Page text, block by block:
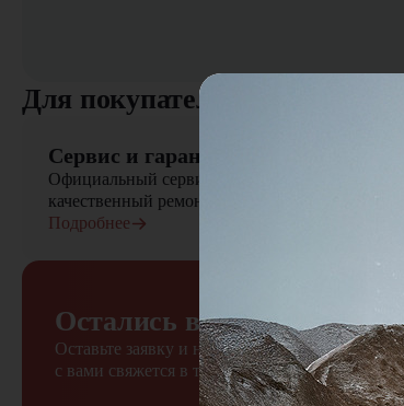
Для покупателя
Сервис и гарантия
Официальный сервисный центр осуществляет
качественный ремонт сельскохозяйственной
Подробнее
Остались вопросы?
Оставьте заявку и наш менеджер
с вами свяжется в течение 15 минут